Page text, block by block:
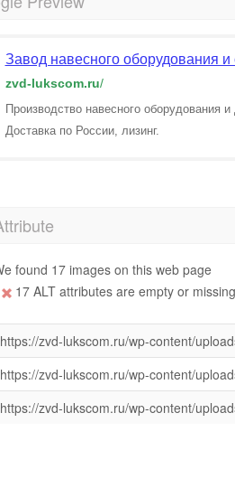
Завод навесного оборудования
zvd-lukscom.ru/
Производство навесного оборудования
Доставка по России, лизинг.
found 17 images on this web page
17 ALT attributes are empty or
https://zvd-lukscom.ru/wp-content/
https://zvd-lukscom.ru/wp-content/
https://zvd-lukscom.ru/wp-content/